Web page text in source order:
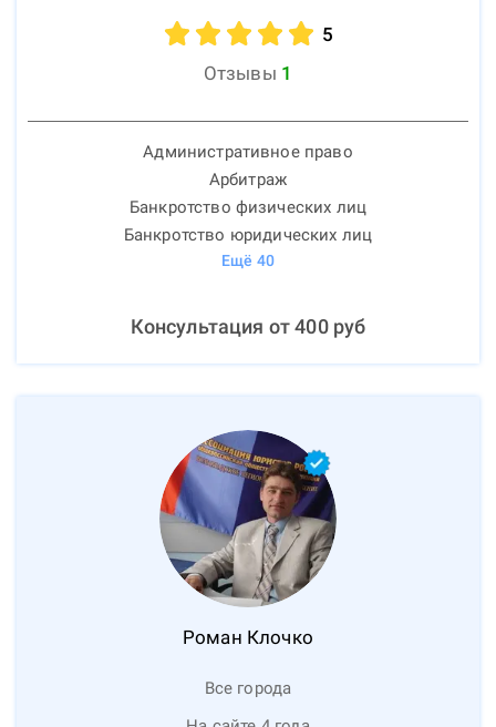
5
Отзывы 1
Административное право
Арбитраж
Банкротство физических лиц
Банкротство юридических лиц
Ещё 40
Консультация от400руб
Роман Клочко
Все города